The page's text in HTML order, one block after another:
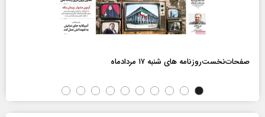
صفحات‌نخست‌روزنامه ها‌ی شنبه ۱۷ مردادماه